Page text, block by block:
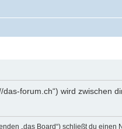
das-forum.ch“) wird
„das Board“) schließt du